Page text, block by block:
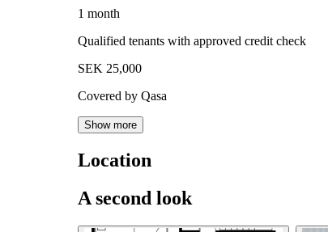
1 month
Qualified tenants with approved credit check
SEK 25,000
Covered by Qasa
Show more
Location
A second look